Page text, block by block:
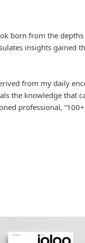
born from the
insights gained
from my daily
the knowledge that
professional,